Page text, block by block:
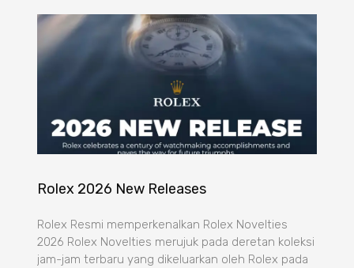
Rolex 2026 New Releases
Rolex Resmi memperkenalkan Rolex Novelties
2026 Rolex Novelties merujuk pada deretan koleksi
jam-jam terbaru yang dikeluarkan oleh Rolex pada